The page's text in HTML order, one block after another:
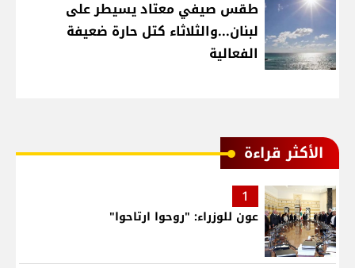
طقس صيفي معتاد يسيطر على
لبنان...والثلاثاء كتل حارة ضعيفة
الفعالية
الأكثر قراءة
1
عون للوزراء: "روحوا ارتاحوا"